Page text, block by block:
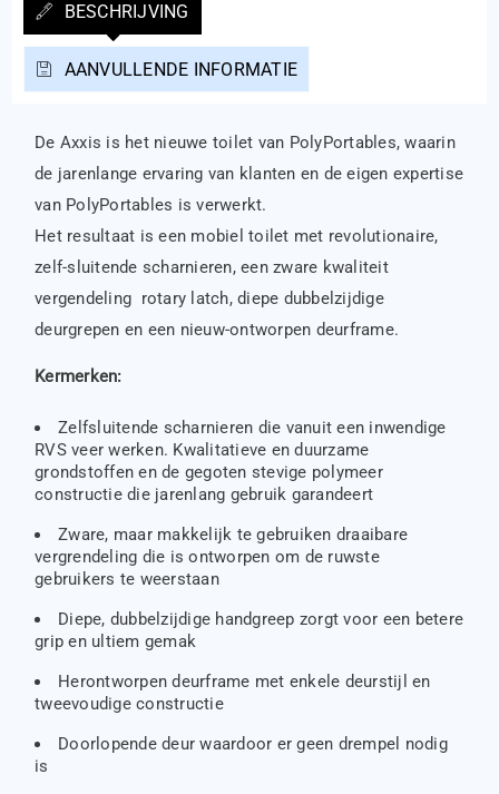
BESCHRIJVING
AANVULLENDE INFORMATIE
De Axxis is het nieuwe toilet van PolyPortables, waarin
de jarenlange ervaring van klanten en de eigen expertise
van PolyPortables is verwerkt.
Het resultaat is een mobiel toilet met revolutionaire,
zelf-sluitende scharnieren, een zware kwaliteit
vergendeling rotary latch, diepe dubbelzijdige
deurgrepen en een nieuw-ontworpen deurframe.
Kermerken:
Zelfsluitende scharnieren die vanuit een inwendige
RVS veer werken. Kwalitatieve en duurzame
grondstoffen en de gegoten stevige polymeer
constructie die jarenlang gebruik garandeert
Zware, maar makkelijk te gebruiken draaibare
vergrendeling die is ontworpen om de ruwste
gebruikers te weerstaan
Diepe, dubbelzijdige handgreep zorgt voor een betere
grip en ultiem gemak
Herontworpen deurframe met enkele deurstijl en
tweevoudige constructie
Doorlopende deur waardoor er geen drempel nodig
is